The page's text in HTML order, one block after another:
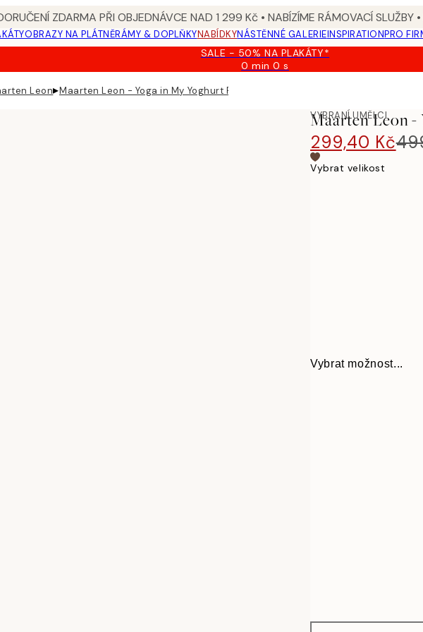
ZDARMA PŘI OBJEDNÁVCE NAD 1 299 Kč • NABÍZÍME RÁMOVACÍ SLUŽBY
OBRAZY NA PLÁTNĚRÁMY & DOPLŇKYNABÍDKYNÁSTĚNNÉ GALERIEINSPIRATIONPRO
SALE - 50% NA PLAKÁTY*
0 min0 s
Platné
Leon▸Maarten Leon - Yoga in My Yoghurt Plakát
VYBRANÍ UMĚLCI
Maarten Leon -
299,40 Kč
Vybrat velikost
Vybrat možnost...